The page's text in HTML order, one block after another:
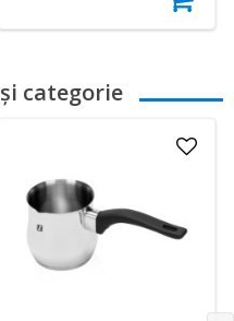
categorie